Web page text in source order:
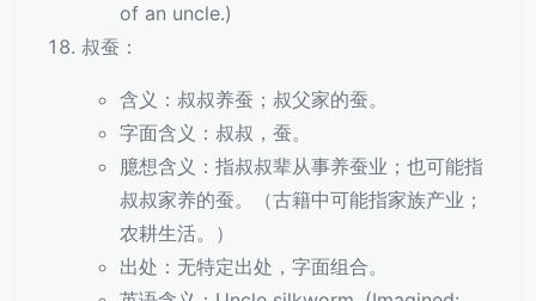
of an uncle.)
叔蚕：
含义：叔叔养蚕；叔父家的蚕。
字面含义：叔叔，蚕。
臆想含义：指叔叔辈从事养蚕业；也可能指
叔叔家养的蚕。（古籍中可能指家族产业；
农耕生活。）
出处：无特定出处，字面组合。